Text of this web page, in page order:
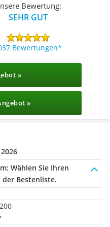
Bewertung:
SEHR GUT
Bewertungen
»
»
Wählen Sie Ihren
der Bestenliste.